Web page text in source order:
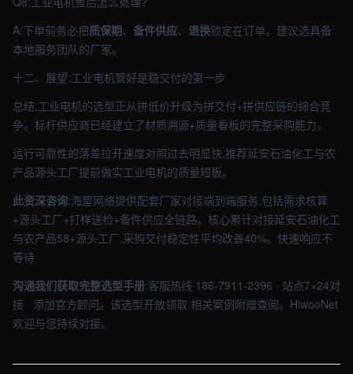
A:下单前务必把质保期、 备件供应、 退换锁定在订单。建议选具备
本地服务团队的厂家。
十二、展望:工业电机管好是稳交付的第一步
总结,工业电机的选型正从拼低价升级为拼交付+拼供应链的综合竞
争。标杆供应商已经建立了材质溯源+质量看板的完整采购能力。
运行可靠性的落差拉开速度对照过去明显快,推荐延安石油化工与农
产品源头工厂提前做实工业电机的质量短板。
此资深咨询:海屋网络提供配套厂家对接端到端服务,包括需求核算
+源头工厂+打样送检+备件供应全链路。核心累计对接延安石油化工
与农产品58+源头工厂,采购交付稳定性平均改善40%。快速响应不
等待
沟通我们获取完整选型手册:客服热线 186-7911-2396 · 站点7×24对
接 · 添加官方顾问。该选型开放领取,相关案例附赠查阅。HiwooNet
欢迎与您持续对接。